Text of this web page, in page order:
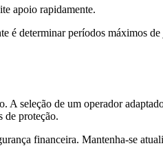
apoio rapidamente.
é determinar períodos máximos
seleção de um operador
de proteção.
financeira. Mantenha-se